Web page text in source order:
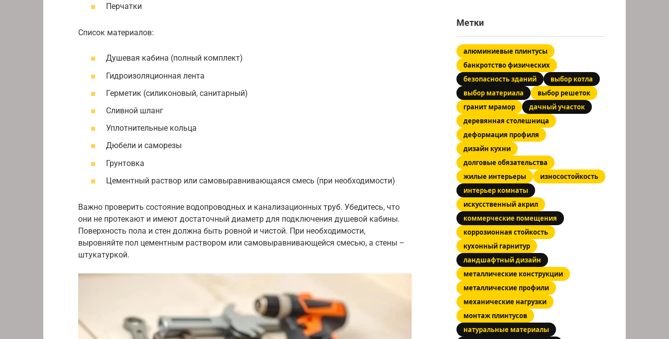
Перчатки
Список материалов:
Душевая кабина (полный комплект)
Гидроизоляционная лента
Герметик (силиконовый, санитарный)
Сливной шланг
Уплотнительные кольца
Дюбели и саморезы
Грунтовка
Цементный раствор или самовыравнивающаяся смесь (при необходимости)
Важно проверить состояние водопроводных и канализационных труб. Убедитесь, что
они не протекают и имеют достаточный диаметр для подключения душевой кабины.
Поверхность пола и стен должна быть ровной и чистой. При необходимости,
выровняйте пол цементным раствором или самовыравнивающейся смесью, а стены –
штукатуркой.
Метки
алюминиевые плинтусы
банкротство физических
безопасность зданий
выбор котла
выбор материала
выбор решеток
гранит мрамор
дачный участок
деревянная столешница
деформация профиля
дизайн кухни
долговые обязательства
жилые интерьеры
износостойкость
интерьер комнаты
искусственный акрил
коммерческие помещения
коррозионная стойкость
кухонный гарнитур
ландшафтный дизайн
металлические конструкции
металлические профили
механические нагрузки
монтаж плинтусов
натуральные материалы